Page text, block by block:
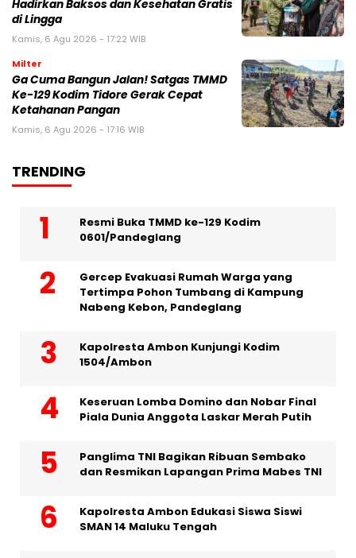
Hadirkan Baksos dan Kesehatan Gratis
di Lingga
Kamis, 6 Agu 2026 - 17:22 WIB
Milter
Ga Cuma Bangun Jalan! Satgas TMMD
Ke-129 Kodim Tidore Gerak Cepat
Ketahanan Pangan
Kamis, 6 Agu 2026 - 17:16 WIB
TRENDING
Resmi Buka TMMD ke-129 Kodim
0601/Pandeglang
Gercep Evakuasi Rumah Warga yang
Tertimpa Pohon Tumbang di Kampung
Nabeng Kebon, Pandeglang
Kapolresta Ambon Kunjungi Kodim
1504/Ambon
Keseruan Lomba Domino dan Nobar Final
Piala Dunia Anggota Laskar Merah Putih
Panglima TNI Bagikan Ribuan Sembako
dan Resmikan Lapangan Prima Mabes TNI
Kapolresta Ambon Edukasi Siswa Siswi
SMAN 14 Maluku Tengah